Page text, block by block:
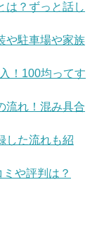
は？ずっと話し
や駐車場や家族
！100均ってす
流れ！混み具合
した流れも紹
や評判は？